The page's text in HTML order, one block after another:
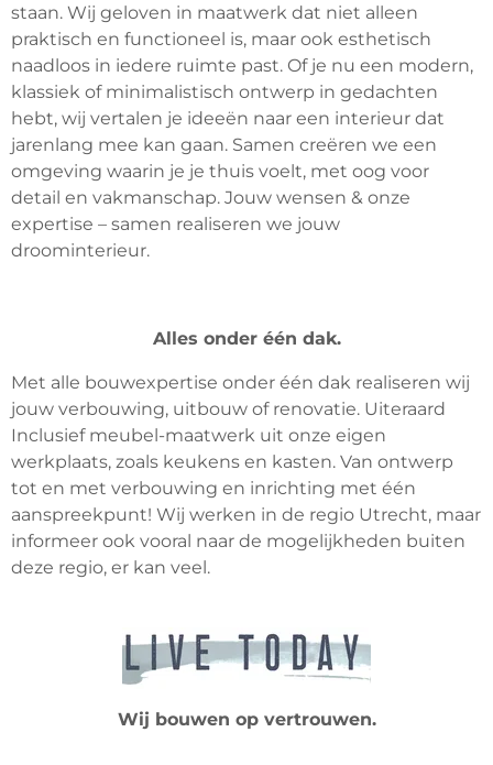
staan. Wij geloven in maatwerk dat niet alleen
praktisch en functioneel is, maar ook esthetisch
naadloos in iedere ruimte past. Of je nu een modern,
klassiek of minimalistisch ontwerp in gedachten
hebt, wij vertalen je ideeën naar een interieur dat
jarenlang mee kan gaan. Samen creëren we een
omgeving waarin je je thuis voelt, met oog voor
detail en vakmanschap. Jouw wensen & onze
expertise – samen realiseren we jouw
droominterieur.
Alles onder één dak.
Met alle bouwexpertise onder één dak realiseren wij
jouw verbouwing, uitbouw of renovatie. Uiteraard
Inclusief meubel-maatwerk uit onze eigen
werkplaats, zoals keukens en kasten. Van ontwerp
tot en met verbouwing en inrichting met één
aanspreekpunt! Wij werken in de regio Utrecht, maar
informeer ook vooral naar de mogelijkheden buiten
deze regio, er kan veel.
Wij bouwen op vertrouwen.